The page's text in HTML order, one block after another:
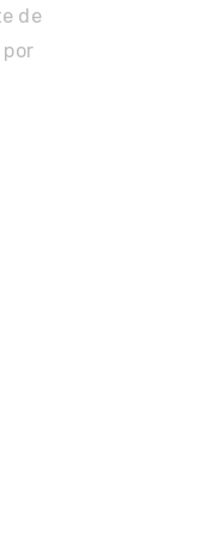
de
por